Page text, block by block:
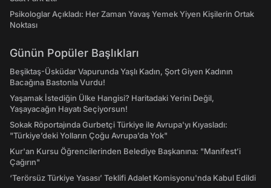
Psikologlar Açıkladı: Her Zaman Yavaş Yemek Yiyen Kişilerin Ortak
Noktası
Günün Popüler Başlıkları
Beşiktaş-Üsküdar Vapurunda Yaşlı Kadın, Şort Giyen Kadının
Bacağına Bastonla Vurdu!
Yaşamak İstediğin Ülke Hangisi? Haritadaki Yerini Değil,
Yaşayacağın Hayatı Seçiyorsun!
Sokak Röportajında Gurbetçi Türkiye ile Avrupa'yı Kıyasladı:
"Türkiye’deki Yolların Çoğu Avrupa’da Yok"
Kur'an Kursu Öğrencilerinden Belediye Başkanına: "Manifest’i
Çağırın"
‘Terörsüz Türkiye Yasası’ Teklifi Adalet Komisyonu'nda Kabul Edildi